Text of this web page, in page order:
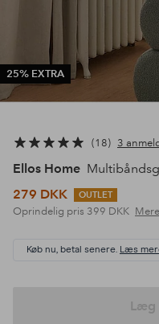
25% EXTRA
18 3
Ellos Home
279 DKK
OUTLET
Oprindelig pris 399 DKK
Køb nu, betal senere. Læs
Læg